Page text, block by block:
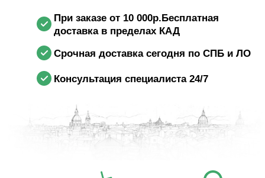
При заказе от 10 000р.Бесплатная
доставка в пределах КАД
Срочная доставка сегодня по СПБ и ЛО
Консультация специалиста 24/7